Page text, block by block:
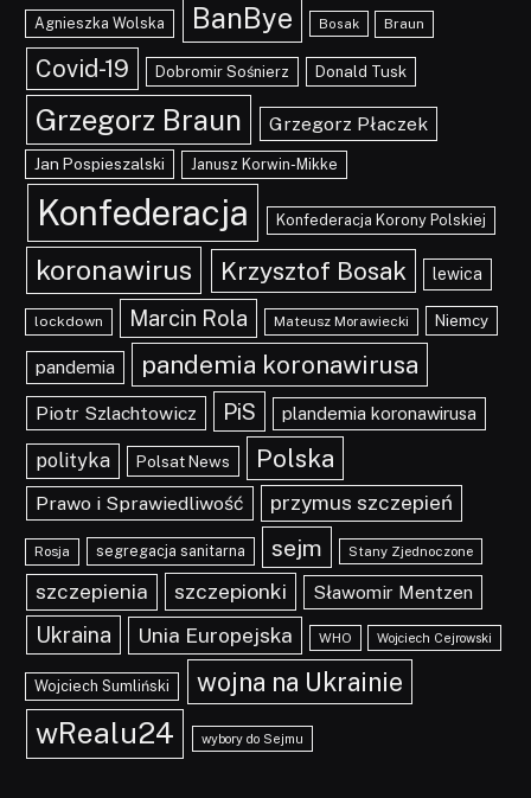
Agnieszka Wolska BanBye Bosak Braun
Covid-19 Dobromir Sośnierz Donald Tusk
Grzegorz Braun Grzegorz Płaczek
Jan Pospieszalski Janusz Korwin-Mikke
Konfederacja Konfederacja Korony Polskiej
koronawirus Krzysztof Bosak lewica
lockdown Marcin Rola Mateusz Morawiecki Niemcy
pandemia pandemia koronawirusa
Piotr Szlachtowicz PiS plandemia koronawirusa
polityka Polsat News Polska
Prawo i Sprawiedliwość przymus szczepień
Rosja segregacja sanitarna sejm Stany Zjednoczone
szczepienia szczepionki Sławomir Mentzen
Ukraina Unia Europejska WHO Wojciech Cejrowski
Wojciech Sumliński wojna na Ukrainie
wRealu24 wybory do Sejmu